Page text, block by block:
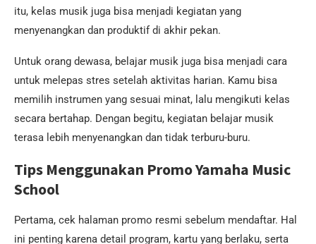
itu, kelas musik juga bisa menjadi kegiatan yang
menyenangkan dan produktif di akhir pekan.
Untuk orang dewasa, belajar musik juga bisa menjadi cara
untuk melepas stres setelah aktivitas harian. Kamu bisa
memilih instrumen yang sesuai minat, lalu mengikuti kelas
secara bertahap. Dengan begitu, kegiatan belajar musik
terasa lebih menyenangkan dan tidak terburu-buru.
Tips Menggunakan Promo Yamaha Music
School
Pertama, cek halaman promo resmi sebelum mendaftar. Hal
ini penting karena detail program, kartu yang berlaku, serta